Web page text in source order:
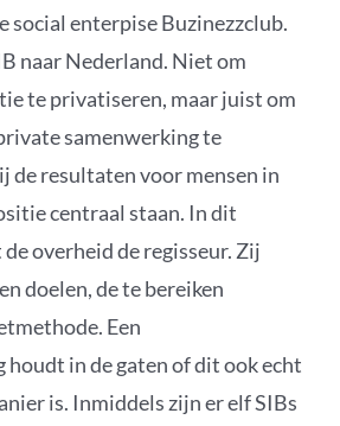
social enterpise Buzinezzclub.
naar Nederland. Niet om
te privatiseren, maar juist om
samenwerking te
de resultaten voor mensen in
centraal staan. In dit
overheid de regisseur. Zij
doelen, de te bereiken
Een
houdt in de gaten of dit ook echt
is. Inmiddels zijn er elf SIBs